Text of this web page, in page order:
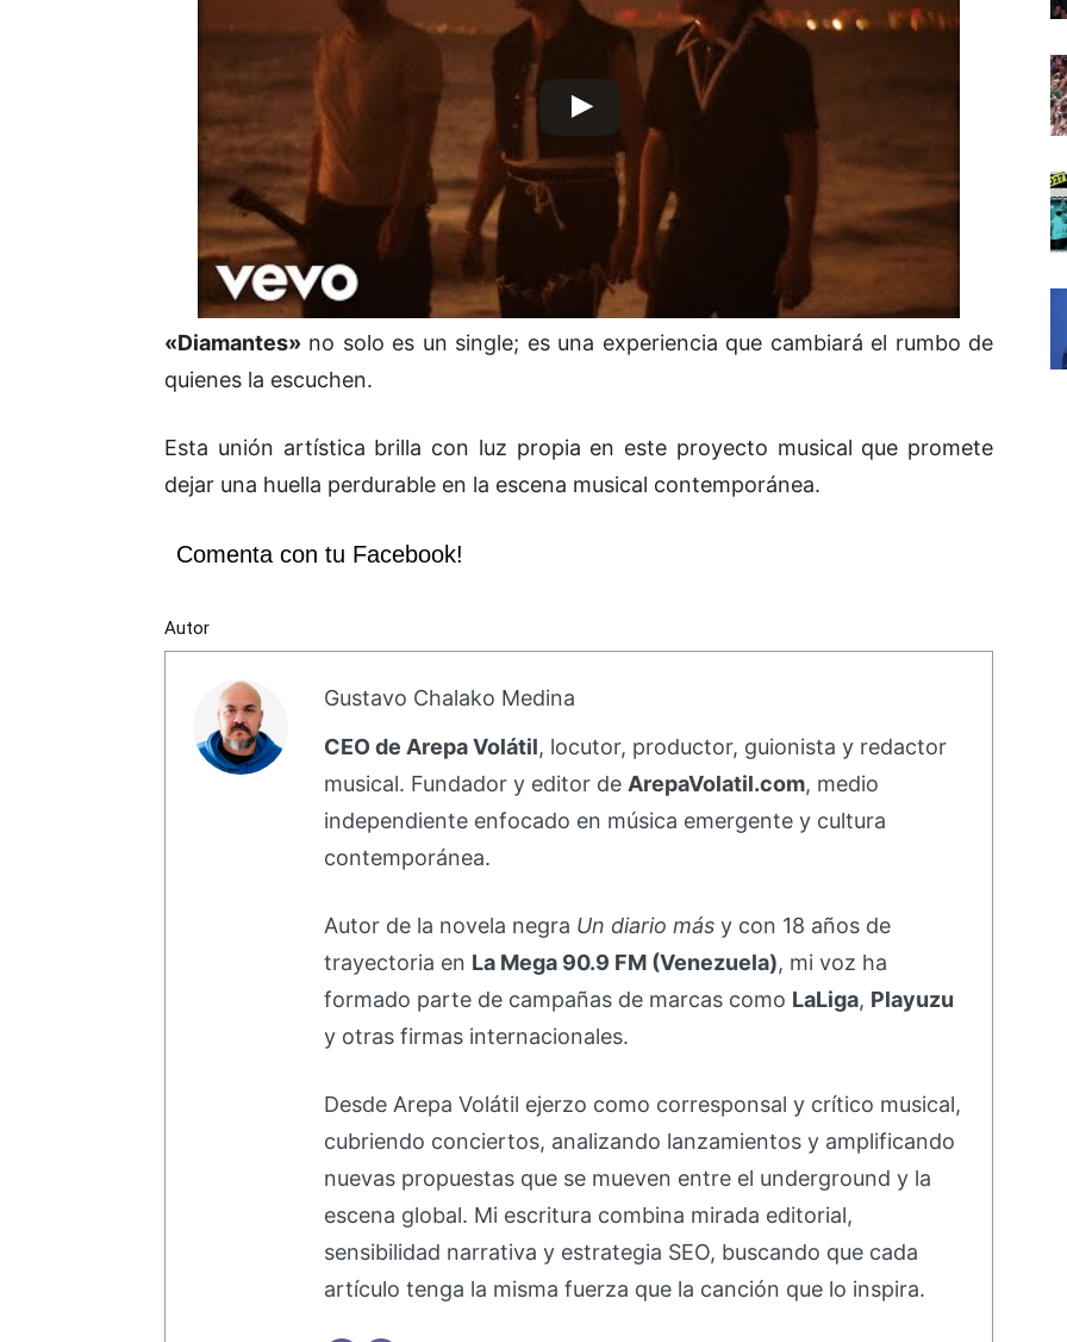
«Diamantes» no solo es un single; es una experiencia que cambiará el rumbo de
quienes la escuchen.
Esta unión artística brilla con luz propia en este proyecto musical que promete
dejar una huella perdurable en la escena musical contemporánea.
Comenta con tu Facebook!
Autor
Gustavo Chalako Medina
CEO de Arepa Volátil, locutor, productor, guionista y redactor
musical. Fundador y editor de ArepaVolatil.com, medio
independiente enfocado en música emergente y cultura
contemporánea.
Autor de la novela negra Un diario másy con 18 años de
trayectoria en La Mega 90.9 FM (Venezuela), mi voz ha
formado parte de campañas de marcas como LaLiga, Playuzu
y otras firmas internacionales.
Desde Arepa Volátil ejerzo como corresponsal y crítico musical,
cubriendo conciertos, analizando lanzamientos y amplificando
nuevas propuestas que se mueven entre el underground y la
escena global. Mi escritura combina mirada editorial,
sensibilidad narrativa y estrategia SEO, buscando que cada
artículo tenga la misma fuerza que la canción que lo inspira.